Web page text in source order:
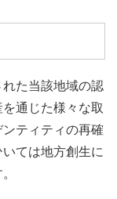
れた当該地域の認
通じた様々な取
ティティの再確
ては地方創生に